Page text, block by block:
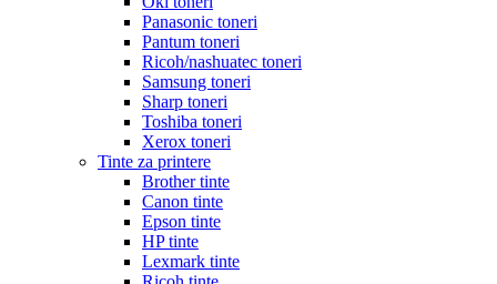
Panasonic toneri
Pantum toneri
Ricoh/nashuatec toneri
Samsung toneri
Sharp toneri
Toshiba toneri
Xerox toneri
Tinte za printere
Brother tinte
Canon tinte
Epson tinte
HP tinte
Lexmark tinte